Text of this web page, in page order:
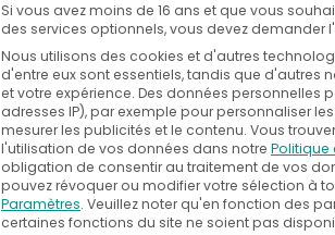
Si vous avez moins de 16 ans et que vous
des services optionnels, vous devez demander
Nous utilisons des cookies et d'autres
d'entre eux sont essentiels, tandis que d'autres
et votre expérience. Des données personnelles
adresses IP), par exemple pour personnaliser
mesurer les publicités et le contenu. Vous
l'utilisation de vos données dans notre Politique
obligation de consentir au traitement de vos
pouvez révoquer ou modifier votre sélection à
Paramètres. Veuillez noter qu'en fonction des
certaines fonctions du site ne soient pas